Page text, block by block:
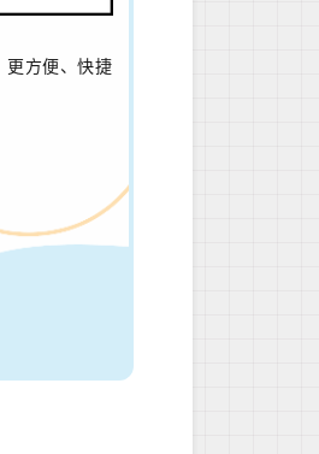
更方便、快捷